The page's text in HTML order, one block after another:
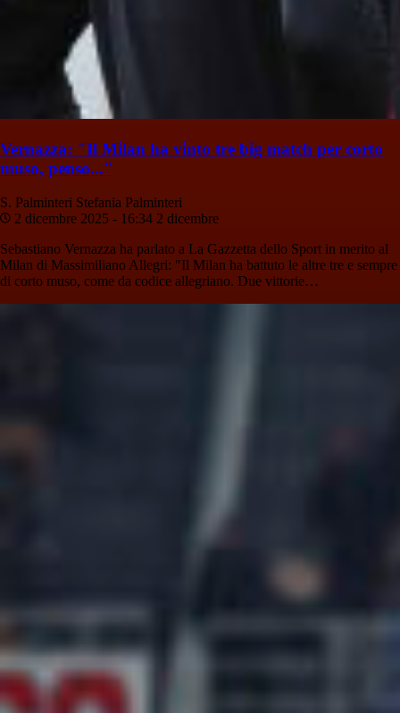
Vernazza: "Il Milan ha vinto tre big match per corto
muso, penso..."
S. Palminteri Stefania Palminteri
2 dicembre 2025 - 16:34 2 dicembre
Sebastiano Vernazza ha parlato a La Gazzetta dello Sport in merito al
Milan di Massimiliano Allegri: "Il Milan ha battuto le altre tre e sempre
di corto muso, come da codice allegriano. Due vittorie…